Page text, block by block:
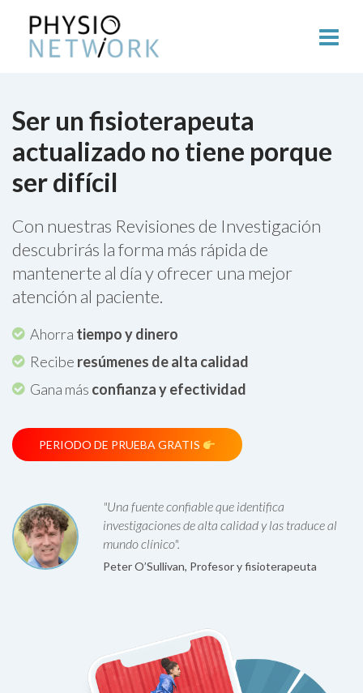
Ser un fisioterapeuta
actualizado no tiene porque
ser difícil
Con nuestras Revisiones de Investigación
descubrirás la forma más rápida de
mantenerte al día y ofrecer una mejor
atención al paciente.
Ahorra tiempo y dinero
Recibe resúmenes de alta calidad
Gana más confianza y efectividad
PERIODO DE PRUEBA GRATIS
"Una fuente confiable que identifica
investigaciones de alta calidad y las traduce al
mundo clínico".
Peter O’Sullivan, Profesor y fisioterapeuta